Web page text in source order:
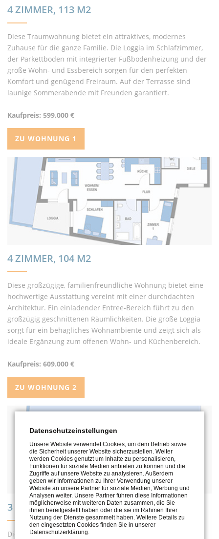
4 ZIMMER, 113 M2
Diese Traumwohnung bietet ein attraktives, modernes
Zuhause für die ganze Familie. Die Loggia im Schlafzimmer,
der Parkettboden mit integrierter Fußbodenheizung und der
große Wohn- und Essbereich sorgen für den perfekten
Komfort und genügend Freiraum. Auf der Terrasse sind
launige Sommerabende mit Freunden garantiert.
Kaufpreis: 599.000 €
ZU WOHNUNG 1
4 ZIMMER, 104 M2
Diese großzügige, familienfreundliche Wohnung bietet eine
hochwertige Ausstattung vereint mit einer durchdachten
Architektur. Ein einladender Entree-Bereich führt zu den
großzügig geschnittenen Räumlichkeiten. Die große Loggia
sorgt für ein behagliches Wohnambiente und zeigt sich als
ideale Ergänzung zum offenen Wohn- und Küchenbereich.
Kaufpreis: 609.000 €
ZU WOHNUNG 2
3 ZIMMER, 102 M2
Diese Immobilie bietet viel Wohnwert für die junge Familie:
Datenschutzeinstellungen
Unsere Website verwendet Cookies, um dem Betrieb sowie
die Sicherheit unserer Website sicherzustellen. Weiter
werden Cookies genutzt um Inhalte zu personalisieren,
Funktionen für soziale Medien anbieten zu können und die
Zugriffe auf unsere Website zu analysieren. Außerdem
geben wir Informationen zu Ihrer Verwendung unserer
Website an unsere Partner für soziale Medien, Werbung und
Analysen weiter. Unsere Partner führen diese Informationen
möglicherweise mit weiteren Daten zusammen, die Sie
ihnen bereitgestellt haben oder die sie im Rahmen Ihrer
Nutzung der Dienste gesammelt haben. Weitere Details zu
den eingesetzten Cookies finden Sie in unserer
Datenschutzerklärung.